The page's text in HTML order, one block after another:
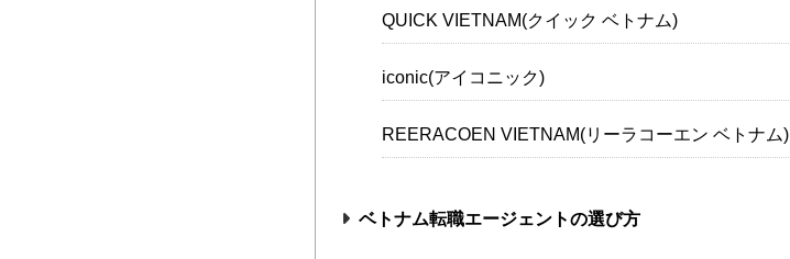
QUICK VIETNAM(クイック ベトナム)
iconic(アイコニック)
REERACOEN VIETNAM(リーラコーエン ベトナム)
ベトナム転職エージェントの選び方